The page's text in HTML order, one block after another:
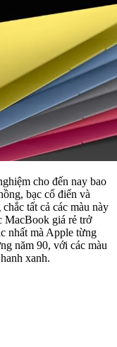
cho đến nay bao
bạc cổ điển và
tất cả các màu này
MacBook giá rẻ trở
nhất mà Apple từng
năm 90, với các màu
xanh.